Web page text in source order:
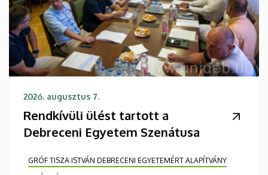
2026. augusztus 7.
Rendkívüli ülést tartott a
Debreceni Egyetem Szenátusa
GRÓF TISZA ISTVÁN DEBRECENI EGYETEMÉRT ALAPÍTVÁNY